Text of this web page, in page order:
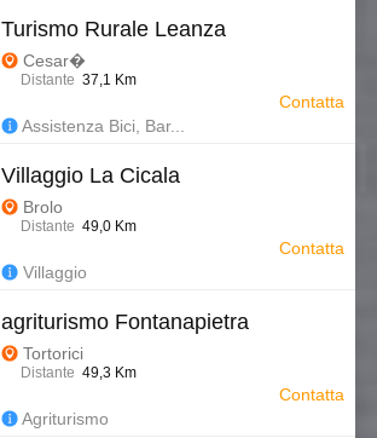
Turismo Rurale Leanza
Cesar�
Distante 37,1 Km
Assistenza Bici, Bar...
Contatta
Villaggio La Cicala
Brolo
Distante 49,0 Km
Villaggio
Contatta
agriturismo Fontanapietra
Tortorici
Distante 49,3 Km
Agriturismo
Contatta